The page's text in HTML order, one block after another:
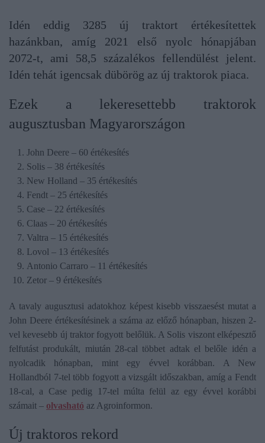
Idén eddig 3285 új traktort értékesítettek
hazánkban, amíg 2021 első nyolc hónapjában
2072-t, ami 58,5 százalékos fellendülést jelent.
Idén tehát igencsak dübörög az új traktorok piaca.
Ezek a lekeresettebb traktorok
augusztusban Magyarországon
John Deere – 60 értékesítés
Solis – 38 értékesítés
New Holland – 35 értékesítés
Fendt – 25 értékesítés
Case – 22 értékesítés
Claas – 20 értékesítés
Valtra – 15 értékesítés
Lovol – 13 értékesítés
Antonio Carraro – 11 értékesítés
Zetor – 9 értékesítés
A tavaly augusztusi adatokhoz képest kisebb visszaesést mutat a
John Deere értékesítésinek a száma az előző hónapban, hiszen 2-
vel kevesebb új traktor fogyott belőlük. A Solis viszont elképesztő
felfutást produkált, miután 28-cal többet adtak el belőle idén a
nyolcadik hónapban, mint egy évvel korábban. A New
Hollandból 7-tel több fogyott a vizsgált időszakban, amíg a Fendt
18-cal, a Case pedig 17-tel múlta felül az egy évvel korábbi
számait – olvasható az Agroinformon.
Új traktoros rekord